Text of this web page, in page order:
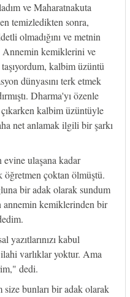
ve Maharatnakuta
temizledikten sonra,
olmadığını ve metnin
kemiklerini ve
taşıyordum, kalbim üzüntü
dünyasını terk etmek
Dharma'yı özenle
kalbim üzüntüyle
net anlamak ilgili bir şarkı
evine ulaşana kadar
öğretmen çoktan ölmüştü.
bir adak olarak sundum
annemin kemiklerinden bir
yazıtlarınızı kabul
varlıklar yoktur. Ama
dedi.
size bunları bir adak olarak